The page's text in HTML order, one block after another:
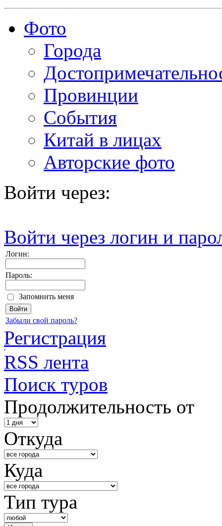
Фото
Города
Провинции
События
Китай в лицах
Авторские фото
Войти через:
Войти через логин и
Логин:
Пароль:
Запомнить меня
Забыли свой пароль?
Регистрация
RSS лента
Поиск туров
Продолжительность от
Откуда
Куда
Тип тура